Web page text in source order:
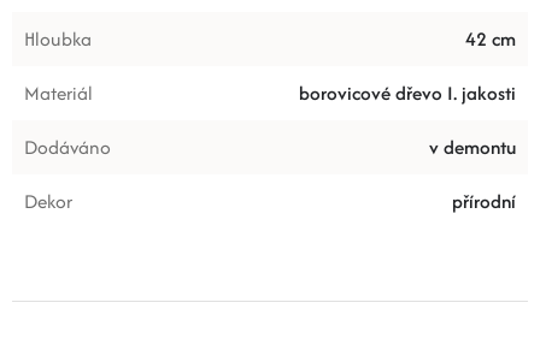
Hloubka
42 cm
Materiál
borovicové dřevo I. jakosti
Dodáváno
v demontu
Dekor
přírodní